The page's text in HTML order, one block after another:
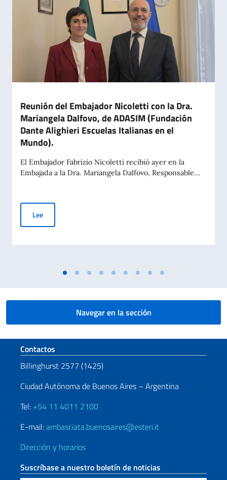
Reunión del Embajador Nicoletti con la Dra.
Mariangela Dalfovo, de ADASIM (Fundación
Dante Alighieri Escuelas Italianas en el
Mundo).
El Embajador Fabrizio Nicoletti recibió ayer en la
Embajada a la Dra. Mariangela Dalfovo, Responsable...
LeeReunión del Embajador Nicoletti con la Dra. Mariangela
Navegar en la sección
Sezione footer
Contactos
Billinghurst 2577 (1425)
Ciudad Autónoma de Buenos Aires – Argentina
Tel: +54 11 4011 2100
E-mail:ambasciata.buenosaires@esteri.it
Dirección y horarios
Suscríbase a nuestro boletín de noticias